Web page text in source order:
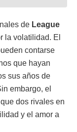
de League
la volatilidad. El
contarse
que hayan
sus años de
embargo, el
dos rivales en
y el amor a